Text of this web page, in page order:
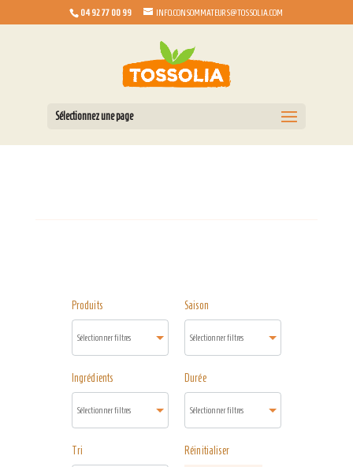
04 92 77 00 99 INFO.CONSOMMATEURS@TOSSOLIA.COM
Sélectionnez une page
Produits Saison
Ingrédients Durée
Tri Réinitialiser